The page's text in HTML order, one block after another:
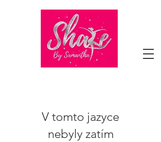
V tomto jazyce
nebyly zatím